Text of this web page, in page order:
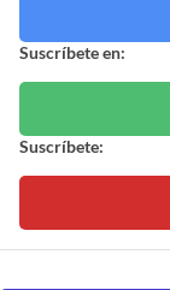
Suscríbete en:
Suscríbete: